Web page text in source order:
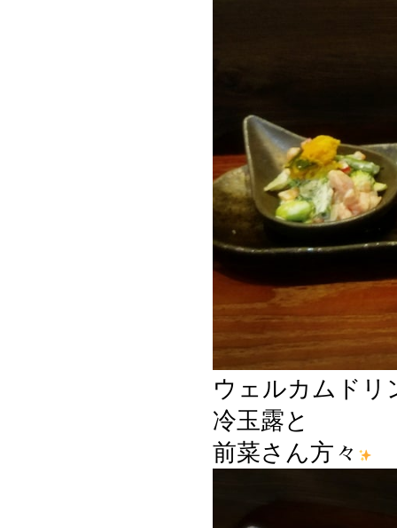
ウェルカムドリ
冷玉露と
前菜さん方々